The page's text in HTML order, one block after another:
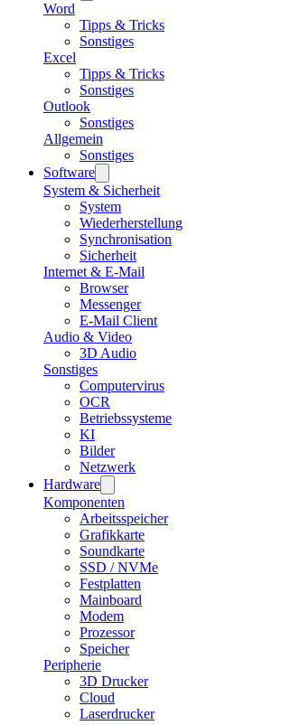
Word
Tipps & Tricks
Sonstiges
Excel
Tipps & Tricks
Sonstiges
Outlook
Sonstiges
Allgemein
Sonstiges
Software
System & Sicherheit
System
Wiederherstellung
Synchronisation
Sicherheit
Internet & E-Mail
Browser
Messenger
E-Mail Client
Audio & Video
3D Audio
Sonstiges
Computervirus
OCR
Betriebssysteme
KI
Bilder
Netzwerk
Hardware
Komponenten
Arbeitsspeicher
Grafikkarte
Soundkarte
SSD / NVMe
Festplatten
Mainboard
Modem
Prozessor
Speicher
Peripherie
3D Drucker
Cloud
Laserdrucker